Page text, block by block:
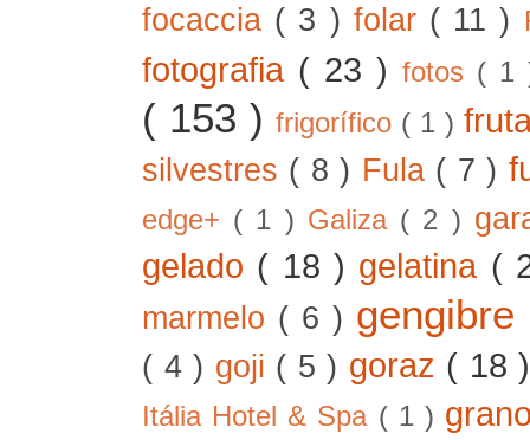
focaccia ( 3 ) folar ( 11 )
fotografia ( 23 ) fotos (
( 153 )frigorífico ( 1 )
silvestres ( 8 ) Fula ( 7 )
edge+ ( 1 ) Galiza ( 2 )
gelado ( 18 ) gelatina (
marmelo ( 6 ) gengibre
( 4 ) goji ( 5 ) goraz ( 18
Itália Hotel & Spa ( 1 )